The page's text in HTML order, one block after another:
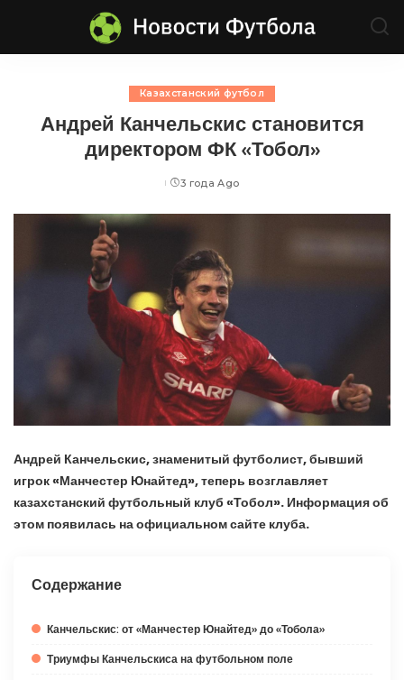
Казахстанский футбол
Андрей Канчельскис становится
директором ФК «Тобол»
Posted
3 года Ago
Андрей Канчельскис, знаменитый футболист, бывший
игрок «Манчестер Юнайтед», теперь возглавляет
казахстанский футбольный клуб «Тобол». Информация об
этом появилась на официальном сайте клуба.
Содержание
Канчельскис: от «Манчестер Юнайтед» до «Тобола»
Триумфы Канчельскиса на футбольном поле